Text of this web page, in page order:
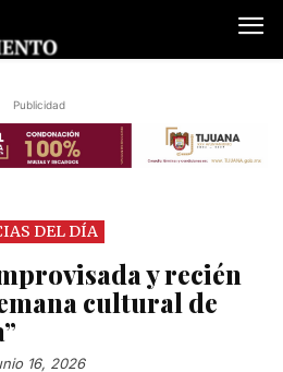
Publicidad
DEL DÍA
y recién
cultural de
16, 2026